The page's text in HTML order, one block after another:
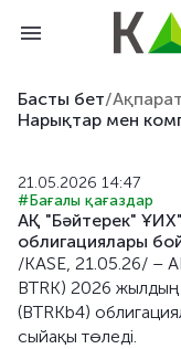
Басты бет/Ақпарат
Нарықтар мен
21.05.2026 14:47
#Бағалы қағаздар
АҚ "Бәйтерек"
облигациялары
/KASE, 21.05.26/ –
BTRK) 2026
(BTRKb4)
сыйақы төледі.